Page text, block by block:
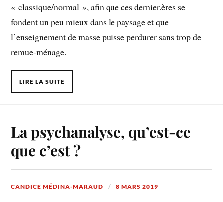
« classique/normal », afin que ces dernier.ères se
fondent un peu mieux dans le paysage et que
l’enseignement de masse puisse perdurer sans trop de
remue-ménage.
LIRE LA SUITE
La psychanalyse, qu’est-ce
que c’est ?
CANDICE MÉDINA-MARAUD 8 MARS 2019